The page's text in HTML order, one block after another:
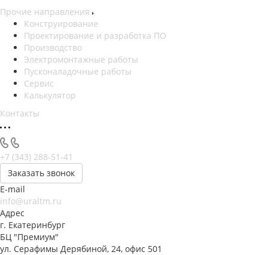
Прочие направления
Конструирование
Проектирование и разработка ПО
Производство
Электромонтажные работы
Пусконаладочные работы
Сервис
Калькулятор
Контакты
+7 (343) 288-51-41
Заказать звонок
E-mail
info@uraltm.ru
Адрес
г. Екатеринбург
БЦ "Премиум"
ул. Серафимы Дерябиной, 24, офис 501